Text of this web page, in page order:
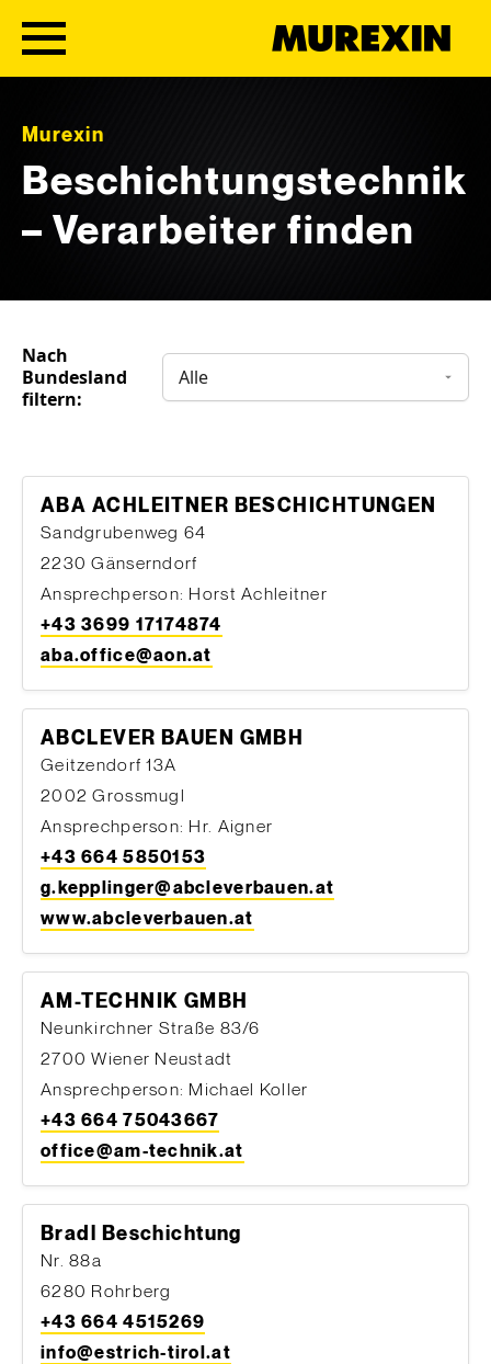
Murexin
Beschichtungstechnik
– Verarbeiter finden
Nach
Bundesland
filtern:
ABA ACHLEITNER BESCHICHTUNGEN
Sandgrubenweg 64
2230 Gänserndorf
Ansprechperson: Horst Achleitner
+43 3699 17174874
aba.office@aon.at
ABCLEVER BAUEN GMBH
Geitzendorf 13A
2002 Grossmugl
Ansprechperson: Hr. Aigner
+43 664 5850153
g.kepplinger@abcleverbauen.at
www.abcleverbauen.at
AM-TECHNIK GMBH
Neunkirchner Straße 83/6
2700 Wiener Neustadt
Ansprechperson: Michael Koller
+43 664 75043667
office@am-technik.at
Bradl Beschichtung
Nr. 88a
6280 Rohrberg
+43 664 4515269
info@estrich-tirol.at